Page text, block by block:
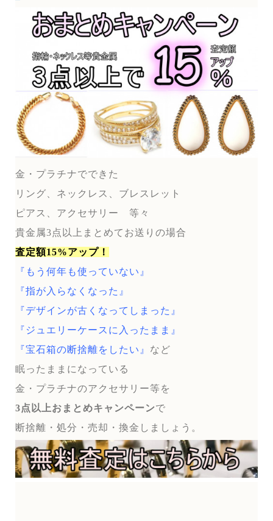
金・プラチナでできた
リング、ネックレス、ブレスレット
ピアス、アクセサリー 等々
貴金属3点以上まとめてお送りの場合
査定額15%アップ！
『もう何年も使っていない』
『指が入らなくなった』
『デザインが古くなってしまった』
『ジュエリーケースに入ったまま』
『宝石箱の断捨離をしたい』 など
眠ったままになっている
金・プラチナのアクセサリー等を
3点以上おまとめキャンペーンで
断捨離・処分・売却・換金しましょう。